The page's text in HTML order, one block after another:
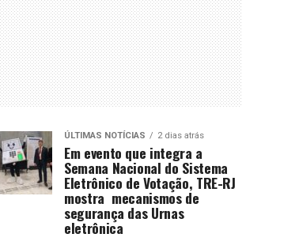
ÚLTIMAS NOTÍCIAS 2 dias atrás
Em evento que integra a
Semana Nacional do Sistema
Eletrônico de Votação, TRE-RJ
mostra mecanismos de
segurança das Urnas
eletrônica